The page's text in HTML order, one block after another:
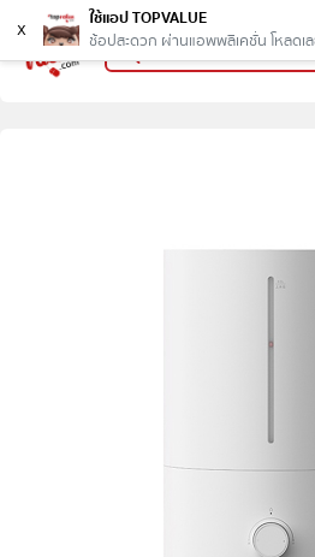
x
ใช้แอป TOPVALUE
ช้อปสะดวก ผ่านแอพพลิเคชั่น โหลดเ